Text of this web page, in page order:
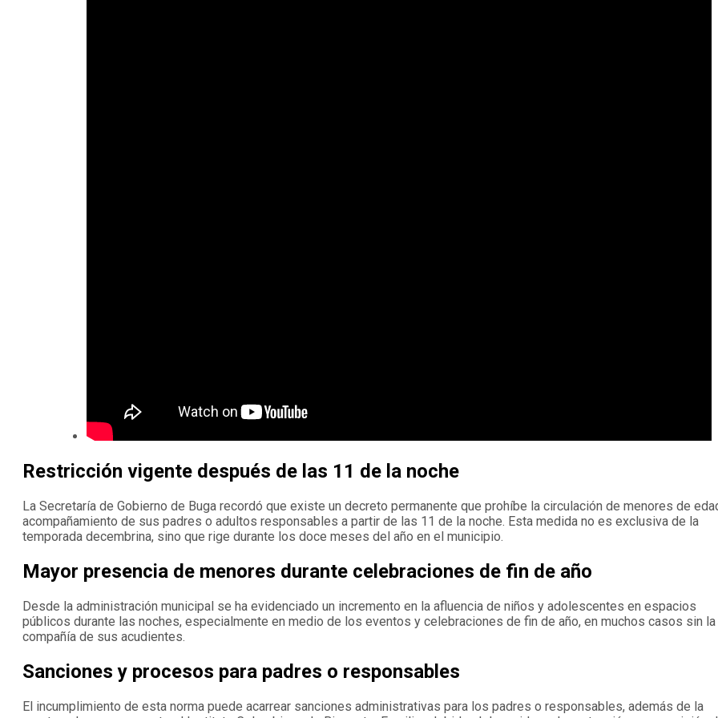
Restricción vigente después de las 11 de la noche
La Secretaría de Gobierno de Buga recordó que existe un decreto permanente que prohíbe la circulación de menores de
acompañamiento de sus padres o adultos responsables a partir de las 11 de la noche. Esta medida no es exclusiva de la
temporada decembrina, sino que rige durante los doce meses del año en el municipio.
Mayor presencia de menores durante celebraciones de fin de año
Desde la administración municipal se ha evidenciado un incremento en la afluencia de niños y adolescentes en espacios
públicos durante las noches, especialmente en medio de los eventos y celebraciones de fin de año, en muchos casos sin la
compañía de sus acudientes.
Sanciones y procesos para padres o responsables
El incumplimiento de esta norma puede acarrear sanciones administrativas para los padres o responsables, además de la